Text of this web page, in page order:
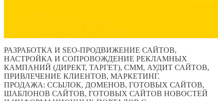
РАЗРАБОТКА И SEO-ПРОДВИЖЕНИЕ САЙТОВ,
НАСТРОЙКА И СОПРОВОЖДЕНИЕ РЕКЛАМНЫХ
КАМПАНИЙ (ДИРЕКТ, ТАРГЕТ), СММ, АУДИТ САЙТОВ,
ПРИВЛЕЧЕНИЕ КЛИЕНТОВ, МАРКЕТИНГ.
ПРОДАЖА: ССЫЛОК, ДОМЕНОВ, ГОТОВЫХ САЙТОВ,
ШАБЛОНОВ САЙТОВ, ГОТОВЫХ САЙТОВ НОВОСТЕЙ